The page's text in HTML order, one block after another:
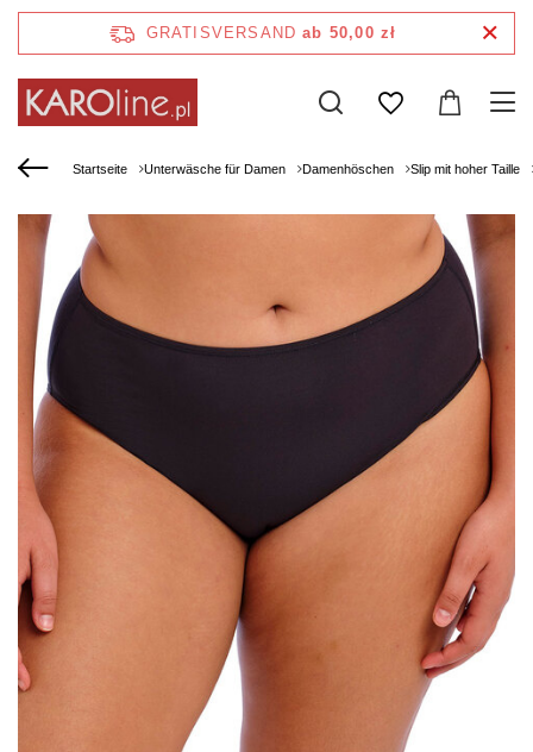
GRATISVERSAND ab 50,00 zł
Startseite Unterwäsche für Damen Damenhöschen Slip mit hoher Taille